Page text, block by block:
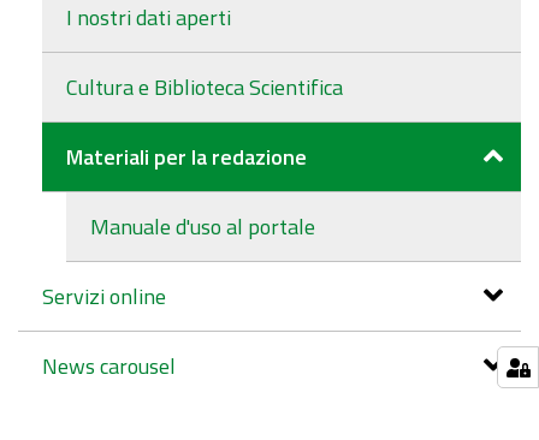
I nostri dati aperti
Cultura e Biblioteca Scientifica
Materiali per la redazione
Manuale d'uso al portale
Servizi online
News carousel